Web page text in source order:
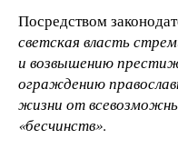
Посредством
светская власть
и возвышению
ограждению
жизни от
«бесчинств».